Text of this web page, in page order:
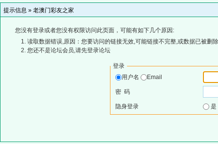
提示信息 » 老澳门彩友之家
您没有登录或者您没有权限访问此页面，可能有如下几个原因:
读取数据错误,原因：您要访问的链接无效,可能链接不完整,或数据已被删
您还不是论坛会员,请先登录论坛
登录
用户名
Email
密 码
隐身登录